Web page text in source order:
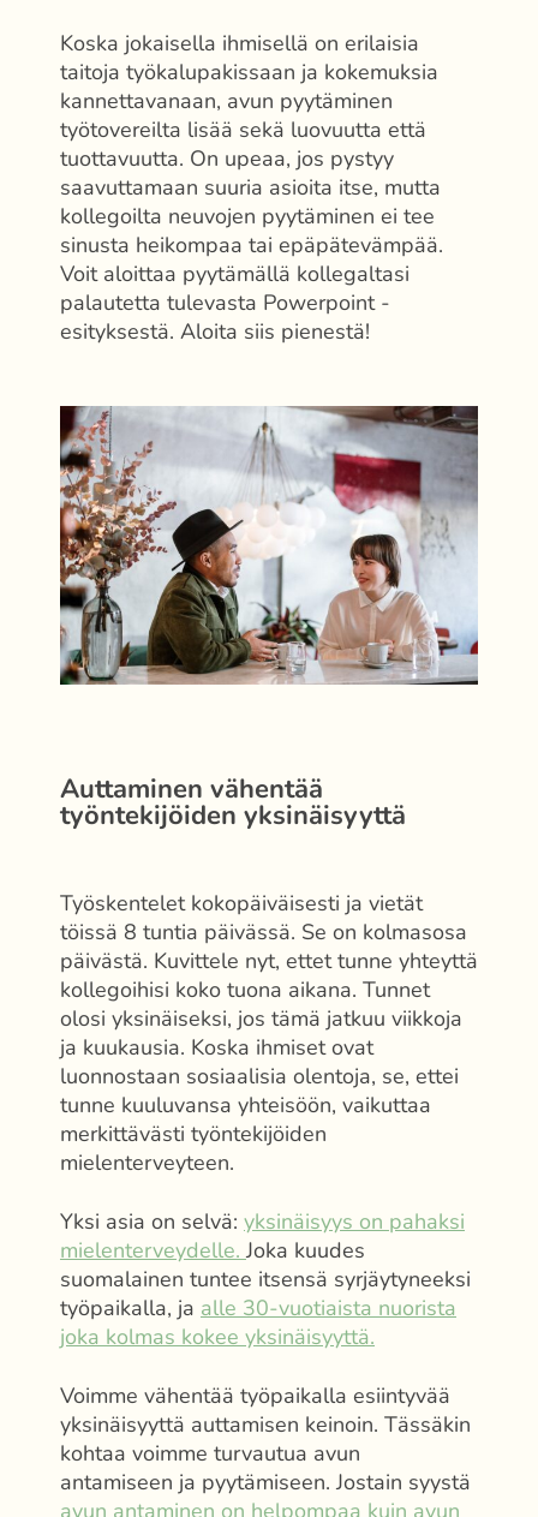
Koska jokaisella ihmisellä on erilaisia
taitoja työkalupakissaan ja kokemuksia
kannettavanaan, avun pyytäminen
työtovereilta lisää sekä luovuutta että
tuottavuutta. On upeaa, jos pystyy
saavuttamaan suuria asioita itse, mutta
kollegoilta neuvojen pyytäminen ei tee
sinusta heikompaa tai epäpätevämpää.
Voit aloittaa pyytämällä kollegaltasi
palautetta tulevasta Powerpoint -
esityksestä. Aloita siis pienestä!
Auttaminen vähentää
työntekijöiden yksinäisyyttä
Työskentelet kokopäiväisesti ja vietät
töissä 8 tuntia päivässä. Se on kolmasosa
päivästä. Kuvittele nyt, ettet tunne yhteyttä
kollegoihisi koko tuona aikana. Tunnet
olosi yksinäiseksi, jos tämä jatkuu viikkoja
ja kuukausia. Koska ihmiset ovat
luonnostaan sosiaalisia olentoja, se, ettei
tunne kuuluvansa yhteisöön, vaikuttaa
merkittävästi työntekijöiden
mielenterveyteen.
Yksi asia on selvä: yksinäisyys on pahaksi
mielenterveydelle.Joka kuudes
suomalainen tuntee itsensä syrjäytyneeksi
työpaikalla, ja alle 30-vuotiaista nuorista
joka kolmas kokee yksinäisyyttä.
Voimme vähentää työpaikalla esiintyvää
yksinäisyyttä auttamisen keinoin. Tässäkin
kohtaa voimme turvautua avun
antamiseen ja pyytämiseen. Jostain syystä
avun antaminen on helpompaa kuin avun